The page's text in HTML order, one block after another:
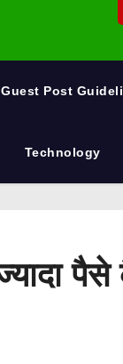
Post
Technology